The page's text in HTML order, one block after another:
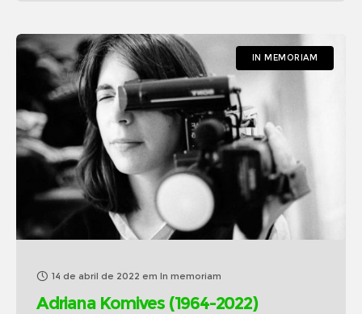
IN MEMORIAM
14 de abril de 2022 em In memoriam
Adriana Komives (1964-2022)